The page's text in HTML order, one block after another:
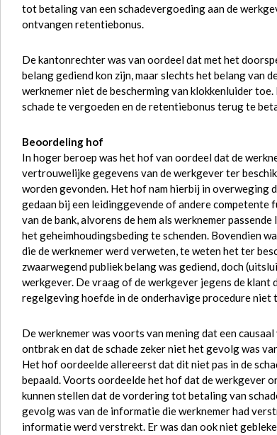
tot betaling van een schadevergoeding aan de
ontvangen retentiebonus.
De kantonrechter was van oordeel dat met het
belang gediend kon zijn, maar slechts het belang van
werknemer niet de bescherming van klokkenluider
schade te vergoeden en de retentiebonus terug te
Beoordeling hof
In hoger beroep was het hof van oordeel dat de
vertrouwelijke gegevens van de werkgever ter
worden gevonden. Het hof nam hierbij in overweging
gedaan bij een leidinggevende of andere competente
van de bank, alvorens de hem als werknemer
het geheimhoudingsbeding te schenden. Bovendien
die de werknemer werd verweten, te weten het ter
zwaarwegend publiek belang was gediend, doch
werkgever. De vraag of de werkgever jegens de klant
regelgeving hoefde in de onderhavige procedure niet
De werknemer was voorts van mening dat een
ontbrak en dat de schade zeker niet het gevolg was
Het hof oordeelde allereerst dat dit niet pas in de
bepaald. Voorts oordeelde het hof dat de werkgever
kunnen stellen dat de vordering tot betaling van
gevolg was van de informatie die werknemer had
informatie werd verstrekt. Er was dan ook niet